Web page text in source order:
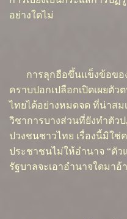
อย่างใดไม่
การลุกฮือขึ้นแข็งข้อของ
คราบปอกเปลือกเปิดเผยตั
ไทยได้อย่างหมดจด ที่น่าส
วิชาการบางส่วนที่ยังทำตัว
ปวงชนชาวไทย เรื่องนี้มิใช่
ประชาชนไม่ให้อำนาจ “ตั
รัฐบาลจะเอาอำนาจใดมาอ้